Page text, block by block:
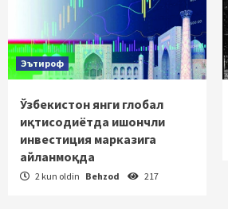
Эътироф
Ўзбекистон янги глобал
иқтисодиётда ишончли
инвестиция марказига
айланмоқда
2 kun oldin Behzod 217